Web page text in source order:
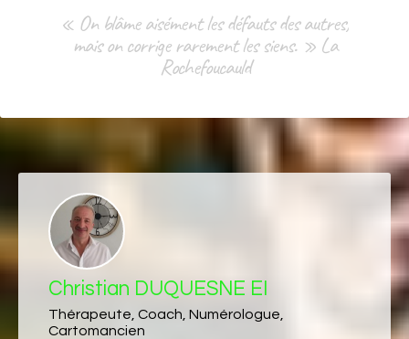
« On blâme aisément les défauts des autres,
mais on corrige rarement les siens. » La
Rochefoucauld
Christian DUQUESNE EI
Thérapeute, Coach, Numérologue,
Cartomancien